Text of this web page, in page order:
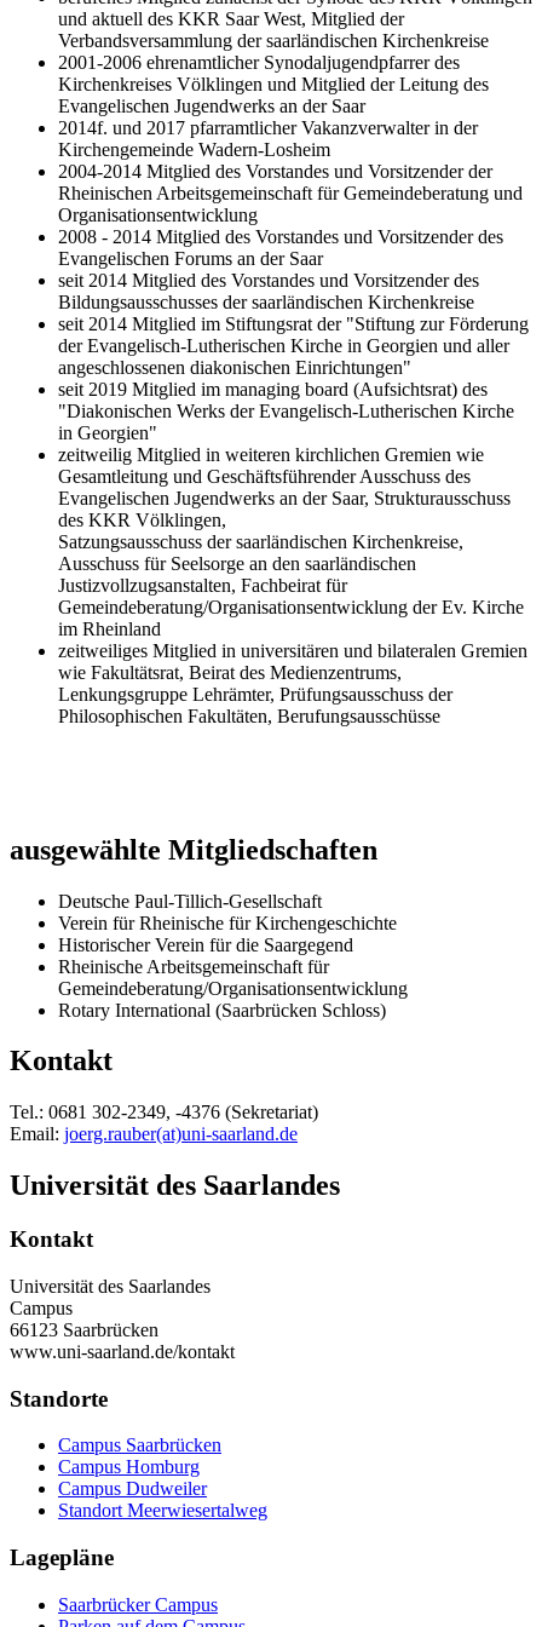
und aktuell des KKR Saar West, Mitglied der
Verbandsversammlung der saarländischen Kirchenkreise
2001-2006 ehrenamtlicher Synodaljugendpfarrer des
Kirchenkreises Völklingen und Mitglied der Leitung des
Evangelischen Jugendwerks an der Saar
2014f. und 2017 pfarramtlicher Vakanzverwalter in der
Kirchengemeinde Wadern-Losheim
2004-2014 Mitglied des Vorstandes und Vorsitzender der
Rheinischen Arbeitsgemeinschaft für Gemeindeberatung und
Organisationsentwicklung
2008 - 2014 Mitglied des Vorstandes und Vorsitzender des
Evangelischen Forums an der Saar
seit 2014 Mitglied des Vorstandes und Vorsitzender des
Bildungsausschusses der saarländischen Kirchenkreise
seit 2014 Mitglied im Stiftungsrat der "Stiftung zur Förderung
der Evangelisch-Lutherischen Kirche in Georgien und aller
angeschlossenen diakonischen Einrichtungen"
seit 2019 Mitglied im managing board (Aufsichtsrat) des
"Diakonischen Werks der Evangelisch-Lutherischen Kirche
in Georgien"
zeitweilig Mitglied in weiteren kirchlichen Gremien wie
Gesamtleitung und Geschäftsführender Ausschuss des
Evangelischen Jugendwerks an der Saar, Strukturausschuss
des KKR Völklingen,
Satzungsausschuss der saarländischen Kirchenkreise,
Ausschuss für Seelsorge an den saarländischen
Justizvollzugsanstalten, Fachbeirat für
Gemeindeberatung/Organisationsentwicklung der Ev. Kirche
im Rheinland
zeitweiliges Mitglied in universitären und bilateralen Gremien
wie Fakultätsrat, Beirat des Medienzentrums,
Lenkungsgruppe Lehrämter, Prüfungsausschuss der
Philosophischen Fakultäten, Berufungsausschüsse
ausgewählte Mitgliedschaften
Deutsche Paul-Tillich-Gesellschaft
Verein für Rheinische für Kirchengeschichte
Historischer Verein für die Saargegend
Rheinische Arbeitsgemeinschaft für
Gemeindeberatung/Organisationsentwicklung
Rotary International (Saarbrücken Schloss)
Kontakt
Tel.: 0681 302-2349, -4376 (Sekretariat)
Email: joerg.rauber(at)uni-saarland.de
Universität des Saarlandes
Kontakt
Universität des Saarlandes
Campus
66123 Saarbrücken
www.uni-saarland.de/kontakt
Standorte
Campus Saarbrücken
Campus Homburg
Campus Dudweiler
Standort Meerwiesertalweg
Lagepläne
Saarbrücker Campus